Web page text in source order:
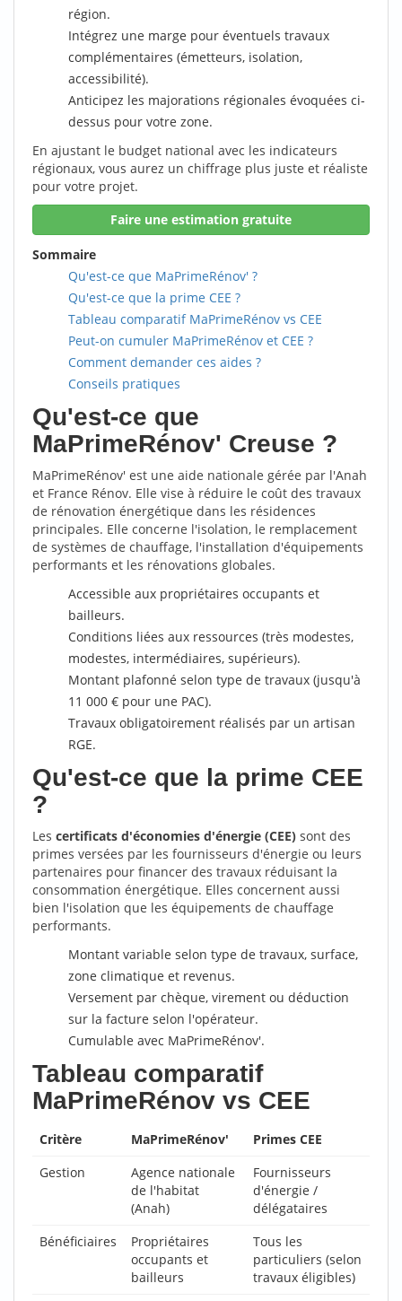
région.
Intégrez une marge pour éventuels travaux
complémentaires (émetteurs, isolation,
accessibilité).
Anticipez les majorations régionales évoquées ci-
dessus pour votre zone.
En ajustant le budget national avec les indicateurs
régionaux, vous aurez un chiffrage plus juste et réaliste
pour votre projet.
Faire une estimation gratuite
Sommaire
Qu'est-ce que MaPrimeRénov' ?
Qu'est-ce que la prime CEE ?
Tableau comparatif MaPrimeRénov vs CEE
Peut-on cumuler MaPrimeRénov et CEE ?
Comment demander ces aides ?
Conseils pratiques
Qu'est-ce que
MaPrimeRénov' Creuse ?
MaPrimeRénov' est une aide nationale gérée par l'Anah
et France Rénov. Elle vise à réduire le coût des travaux
de rénovation énergétique dans les résidences
principales. Elle concerne l'isolation, le remplacement
de systèmes de chauffage, l'installation d'équipements
performants et les rénovations globales.
Accessible aux propriétaires occupants et
bailleurs.
Conditions liées aux ressources (très modestes,
modestes, intermédiaires, supérieurs).
Montant plafonné selon type de travaux (jusqu'à
11 000 € pour une PAC).
Travaux obligatoirement réalisés par un artisan
RGE.
Qu'est-ce que la prime CEE
?
Les certificats d'économies d'énergie (CEE) sont des
primes versées par les fournisseurs d'énergie ou leurs
partenaires pour financer des travaux réduisant la
consommation énergétique. Elles concernent aussi
bien l'isolation que les équipements de chauffage
performants.
Montant variable selon type de travaux, surface,
zone climatique et revenus.
Versement par chèque, virement ou déduction
sur la facture selon l'opérateur.
Cumulable avec MaPrimeRénov'.
Tableau comparatif
MaPrimeRénov vs CEE
Critère MaPrimeRénov'
Primes CEE
Gestion
Agence nationale
de l'habitat
(Anah)
Fournisseurs
d'énergie /
délégataires
Bénéficiaires
Propriétaires
occupants et
bailleurs
Tous les
particuliers (selon
travaux éligibles)